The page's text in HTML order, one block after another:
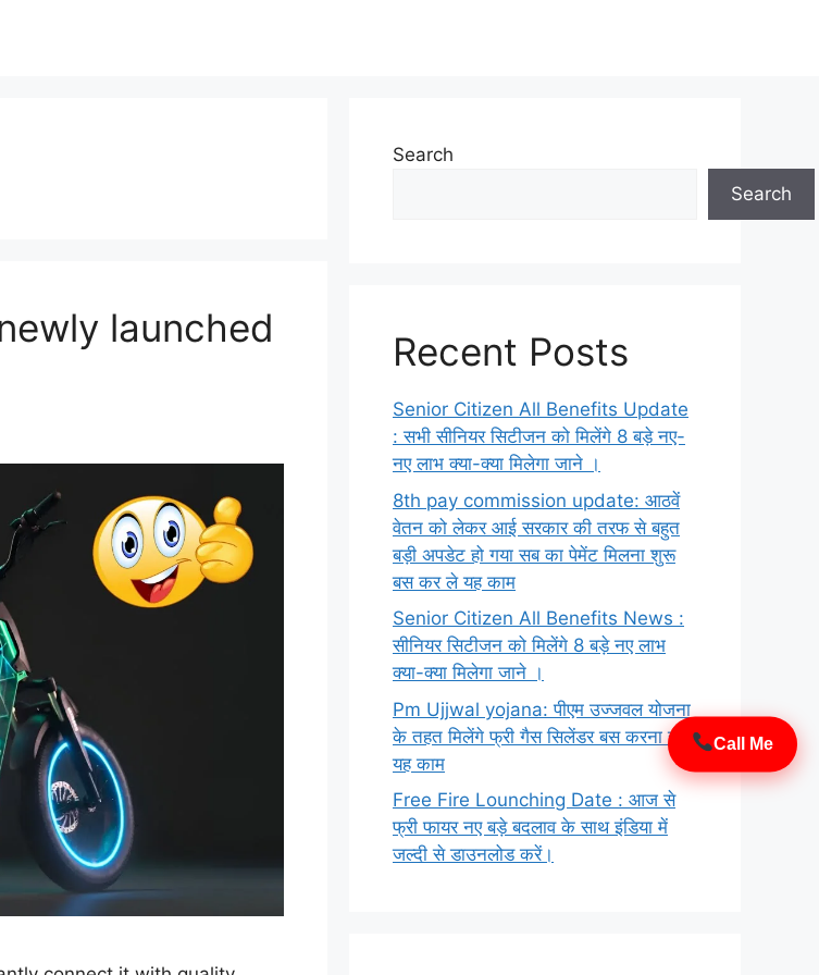
Call Me
×
WhatsApp
Join Now
launched
Search
Search
Recent Posts
Senior Citizen All Benefits Update
: सभी सीनियर सिटीजन को मिलेंगे 8 बड़े नए-
नए लाभ क्या-क्या मिलेगा जाने ।
8th pay commission update: आठवें
वेतन को लेकर आई सरकार की तरफ से बहुत
बड़ी अपडेट हो गया सब का पेमेंट मिलना शुरू
बस कर ले यह काम
Senior Citizen All Benefits News :
सीनियर सिटीजन को मिलेंगे 8 बड़े नए लाभ
क्या-क्या मिलेगा जाने ।
Pm Ujjwal yojana: पीएम उज्जवल योजना
के तहत मिलेंगे फ्री गैस सिलेंडर बस करना होगा
यह काम
Free Fire Lounching Date : आज से
फ्री फायर नए बड़े बदलाव के साथ इंडिया में
जल्दी से डाउनलोड करें।